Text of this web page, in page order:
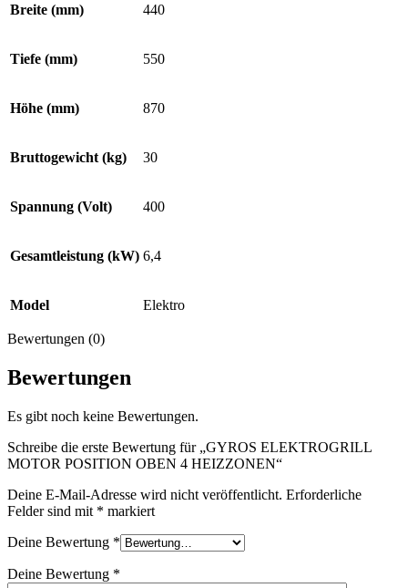
Breite (mm) 440
Tiefe (mm) 550
Höhe (mm) 870
Bruttogewicht (kg) 30
Spannung (Volt) 400
Gesamtleistung (kW) 6,4
Model Elektro
Bewertungen (0)
Bewertungen
Es gibt noch keine Bewertungen.
Schreibe die erste Bewertung für „GYROS ELEKTROGRILL
MOTOR POSITION OBEN 4 HEIZZONEN“
Deine E-Mail-Adresse wird nicht veröffentlicht. Erforderliche
Felder sind mit * markiert
Deine Bewertung *
Deine Bewertung *